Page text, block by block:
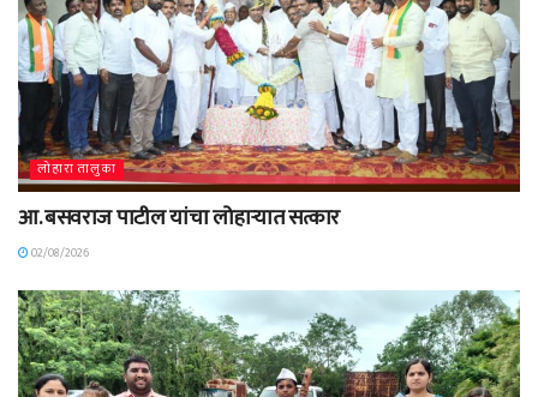
लोहारा तालुका
आ. बसवराज पाटील यांचा लोहाऱ्यात सत्कार
02/08/2026